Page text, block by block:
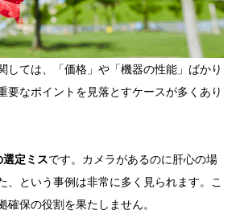
しては、「価格」や「機器の性能」ばかり
要なポイントを見落とすケースが多くあり
定ミスです。カメラがあるのに肝心の場
、という事例は非常に多く見られます。こ
確保の役割を果たしません。